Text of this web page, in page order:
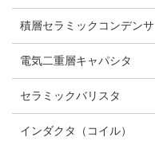
積層セラミックコンデンサ
電気二重層キャパシタ
セラミックバリスタ
インダクタ（コイル）